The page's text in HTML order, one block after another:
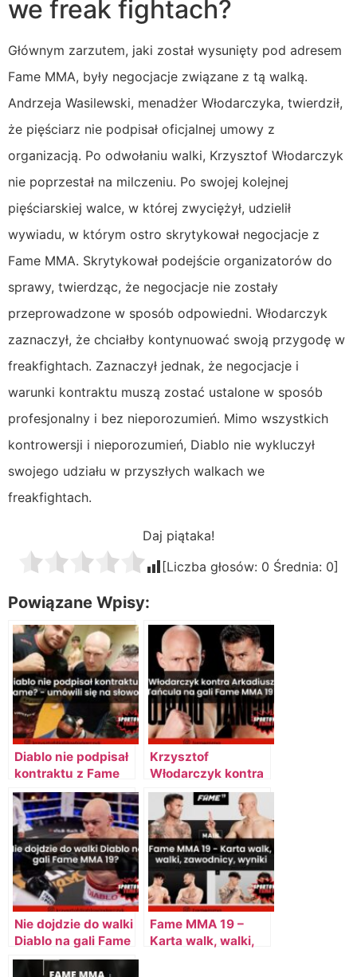
we freak fightach?
Głównym zarzutem, jaki został wysunięty pod adresem
Fame MMA, były negocjacje związane z tą walką.
Andrzeja Wasilewski, menadżer Włodarczyka, twierdził,
że pięściarz nie podpisał oficjalnej umowy z
organizacją. Po odwołaniu walki, Krzysztof Włodarczyk
nie poprzestał na milczeniu. Po swojej kolejnej
pięściarskiej walce, w której zwyciężył, udzielił
wywiadu, w którym ostro skrytykował negocjacje z
Fame MMA. Skrytykował podejście organizatorów do
sprawy, twierdząc, że negocjacje nie zostały
przeprowadzone w sposób odpowiedni. Włodarczyk
zaznaczył, że chciałby kontynuować swoją przygodę w
freakfightach. Zaznaczył jednak, że negocjacje i
warunki kontraktu muszą zostać ustalone w sposób
profesjonalny i bez nieporozumień. Mimo wszystkich
kontrowersji i nieporozumień, Diablo nie wykluczył
swojego udziału w przyszłych walkach we
freakfightach.
Daj piątaka!
[Liczba głosów: 0 Średnia: 0]
Powiązane Wpisy:
Diablo nie podpisał
kontraktu z Fame
MMA? – umówili się
na słowo?
Krzysztof
Włodarczyk kontra
Arkadiusz Tańcula
na gali Fame MMA
19!
Nie dojdzie do walki
Diablo na gali Fame
MMA 19?
Fame MMA 19 –
Karta walk, walki,